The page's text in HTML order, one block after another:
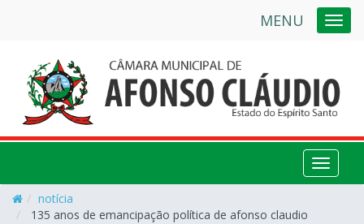
MENU
notícia
135 anos de emancipação política de afonso claudio